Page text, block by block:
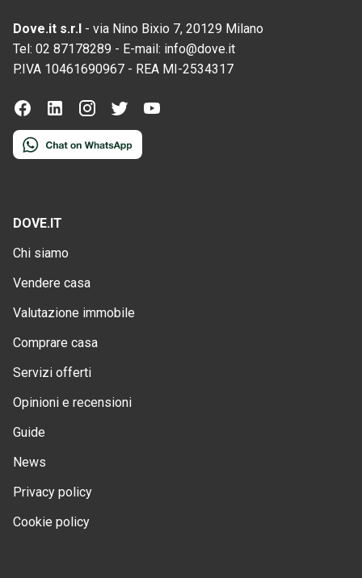
Dove.it s.r.l - via Nino Bixio 7, 20129 Milano
Tel: 02 87178289 - E-mail: info@dove.it
P.IVA 10461690967 - REA MI-2534317
DOVE.IT
Chi siamo
Vendere casa
Valutazione immobile
Comprare casa
Servizi offerti
Opinioni e recensioni
Guide
News
Privacy policy
Cookie policy